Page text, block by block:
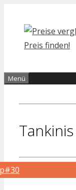
Inhalt
springen
Menü